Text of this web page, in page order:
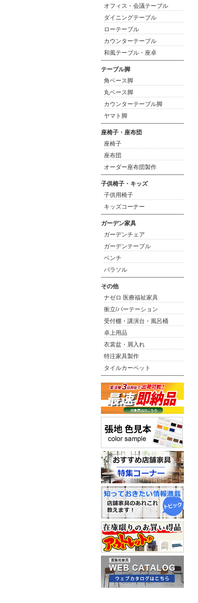
オフィス・会議テーブル
ダイニングテーブル
ローテーブル
カウンターテーブル
和風テーブル・座卓
テーブル脚
角ベース脚
丸ベース脚
カウンターテーブル脚
ヤマト脚
座椅子・座布団
座椅子
座布団
オーダー座布団製作
子供椅子・キッズ
子供用椅子
キッズコーナー
ガーデン家具
ガーデンチェア
ガーデンテーブル
ベンチ
パラソル
その他
ナゼロ 医療福祉家具
衝立/パーテーション
受付棚・講演台・風呂桶
卓上用品
衣裳盆・屑入れ
特注家具製作
タイルカーペット